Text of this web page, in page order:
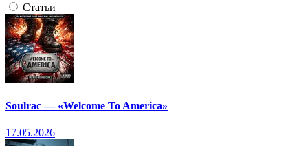
Статьи
Soulrac — «Welcome To America»
17.05.2026